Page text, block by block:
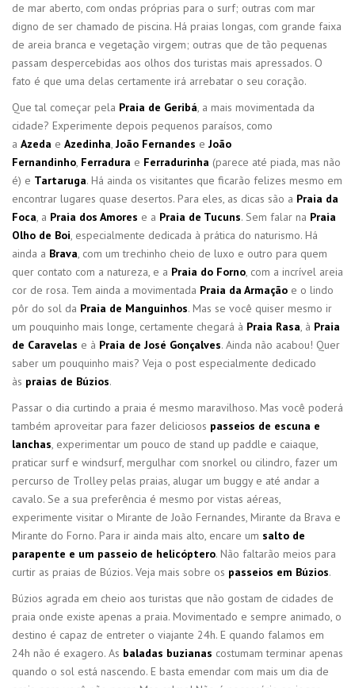
de mar aberto, com ondas próprias para o surf; outras com mar
digno de ser chamado de piscina. Há praias longas, com grande faixa
de areia branca e vegetação virgem; outras que de tão pequenas
passam despercebidas aos olhos dos turistas mais apressados. O
fato é que uma delas certamente irá arrebatar o seu coração.
Que tal começar pela Praia de Geribá, a mais movimentada da
cidade? Experimente depois pequenos paraísos, como
a Azeda e Azedinha, João Fernandes e João
Fernandinho, Ferradura e Ferradurinha (parece até piada, mas não
é) e Tartaruga. Há ainda os visitantes que ficarão felizes mesmo em
encontrar lugares quase desertos. Para eles, as dicas são a Praia da
Foca, a Praia dos Amores e a Praia de Tucuns. Sem falar na Praia
Olho de Boi, especialmente dedicada à prática do naturismo. Há
ainda a Brava, com um trechinho cheio de luxo e outro para quem
quer contato com a natureza, e a Praia do Forno, com a incrível areia
cor de rosa. Tem ainda a movimentada Praia da Armação e o lindo
pôr do sol da Praia de Manguinhos. Mas se você quiser mesmo ir
um pouquinho mais longe, certamente chegará à Praia Rasa, à Praia
de Caravelas e à Praia de José Gonçalves. Ainda não acabou! Quer
saber um pouquinho mais? Veja o post especialmente dedicado
às praias de Búzios.
Passar o dia curtindo a praia é mesmo maravilhoso. Mas você poderá
também aproveitar para fazer deliciosos passeios de escuna e
lanchas, experimentar um pouco de stand up paddle e caiaque,
praticar surf e windsurf, mergulhar com snorkel ou cilindro, fazer um
percurso de Trolley pelas praias, alugar um buggy e até andar a
cavalo. Se a sua preferência é mesmo por vistas aéreas,
experimente visitar o Mirante de João Fernandes, Mirante da Brava e
Mirante do Forno. Para ir ainda mais alto, encare um salto de
parapente e um passeio de helicóptero. Não faltarão meios para
curtir as praias de Búzios. Veja mais sobre os passeios em Búzios.
Búzios agrada em cheio aos turistas que não gostam de cidades de
praia onde existe apenas a praia. Movimentado e sempre animado, o
destino é capaz de entreter o viajante 24h. E quando falamos em
24h não é exagero. As baladas buzianas costumam terminar apenas
quando o sol está nascendo. E basta emendar com mais um dia de